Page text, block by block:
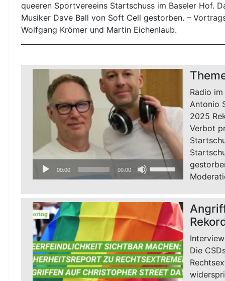
queeren Sportvereeins Startschuss im Baseler Hof.
Musiker Dave Ball von Soft Cell gestorben. –
Wolfgang Krömer und Martin Eichenlaub.
Audio-
Player
00:00 00:00
Pfeiltasten
Hoch/Runter
um
die
Lautstärke
zu
regeln.
Radio
Antonio
2025
Verbot
Die